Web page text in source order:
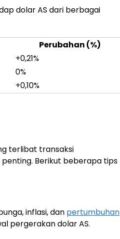
dolar AS dari berbagai
Perubahan (%)
+0,21%
0%
+0,10%
terlibat transaksi
Berikut beberapa tips
inflasi, dan pertumbuhan
pergerakan dolar AS.